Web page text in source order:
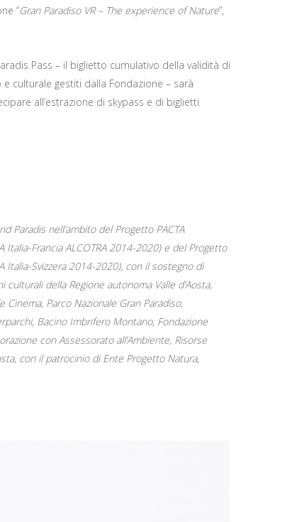
“Gran Paradiso VR – The experience of Nature”,
Pass – il biglietto cumulativo della validità di
culturale gestiti dalla Fondazione – sarà
all’estrazione di skypass e di biglietti
Paradis nell’ambito del Progetto PACTA
Francia ALCOTRA 2014-2020) e del Progetto
Svizzera 2014-2020), con il sostegno di
della Regione autonoma Valle d’Aosta,
Parco Nazionale Gran Paradiso,
Bacino Imbrifero Montano, Fondazione
con Assessorato all’Ambiente, Risorse
con il patrocinio di Ente Progetto Natura,